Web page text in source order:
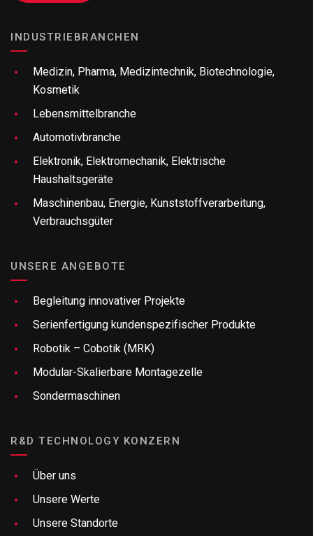
INDUSTRIEBRANCHEN
Medizin, Pharma, Medizintechnik, Biotechnologie,
Kosmetik
Lebensmittelbranche
Automotivbranche
Elektronik, Elektromechanik, Elektrische
Haushaltsgeräte
Maschinenbau, Energie, Kunststoffverarbeitung,
Verbrauchsgüter
UNSERE ANGEBOTE
Begleitung innovativer Projekte
Serienfertigung kundenspezifischer Produkte
Robotik – Cobotik (MRK)
Modular-Skalierbare Montagezelle
Sondermaschinen
R&D TECHNOLOGY KONZERN
Über uns
Unsere Werte
Unsere Standorte